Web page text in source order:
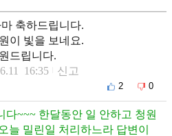
축하드립니다.
이 빛을 보네요.
드립니다.
16:35 신고
2 0
다~~~ 한달동안 일 안하고 청원
늘 밀린일 처리하느라 답변이